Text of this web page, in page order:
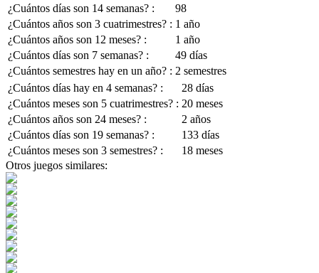
¿Cuántos días son 14 semanas? :
98
¿Cuántos años son 3 cuatrimestres? : 1 año
¿Cuántos años son 12 meses? :
1 año
¿Cuántos días son 7 semanas? :
49 días
¿Cuántos semestres hay en un año? : 2 semestres
¿Cuántos días hay en 4 semanas? :
28 días
¿Cuántos meses son 5 cuatrimestres? : 20 meses
¿Cuántos años son 24 meses? :
2 años
¿Cuántos días son 19 semanas? :
133 días
¿Cuántos meses son 3 semestres? :
18 meses
Otros juegos similares: